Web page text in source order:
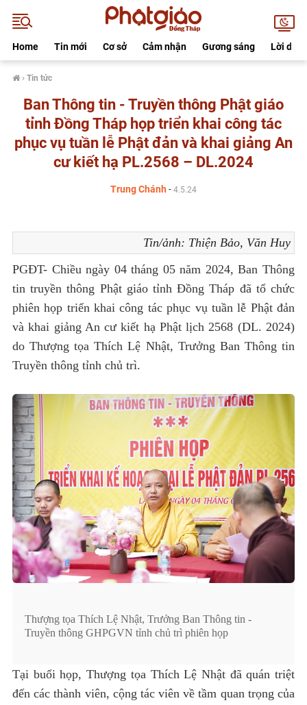
Home Tin mới Cơ sở Cảm nhận Gương sáng Lời dạy
› Tin tức
Ban Thông tin - Truyền thông Phật giáo
tỉnh Đồng Tháp họp triển khai công tác
phục vụ tuần lễ Phật đản và khai giảng An
cư kiết hạ PL.2568 – DL.2024
Trung Chánh - 4.5.24
Tin/ảnh: Thiện Bảo, Văn Huy
PGĐT- Chiều ngày 04 tháng 05 năm 2024, Ban Thông
tin truyền thông Phật giáo tỉnh Đồng Tháp đã tổ chức
phiên họp triển khai công tác phục vụ tuần lễ Phật đản
và khai giảng An cư kiết hạ Phật lịch 2568 (DL. 2024)
do Thượng tọa Thích Lệ Nhật, Trưởng Ban Thông tin
Truyền thông tỉnh chủ trì.
Thượng tọa Thích Lệ Nhật, Trưởng Ban Thông tin -
Truyền thông GHPGVN tỉnh chủ trì phiên họp
Tại buổi họp, Thượng tọa Thích Lệ Nhật đã quán triệt
đến các thành viên, cộng tác viên về tầm quan trọng của